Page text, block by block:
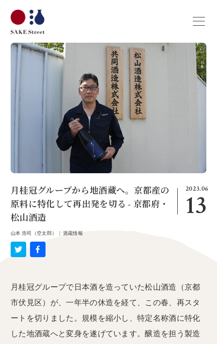
2023.06
13
月桂冠グループから地酒蔵へ。京都産の
原料に特化して再出発を切る - 京都府・
松山酒造
山本 浩司（空太郎） 酒蔵情報
月桂冠グループで日本酒を造っていた松山酒造（京都
市伏見区）が、一年半の休造を経て、この春、再スタ
ートを切りました。規模を縮小し、特定名称酒に特化
した地酒蔵へと変身を遂げています。醸造を担う製造